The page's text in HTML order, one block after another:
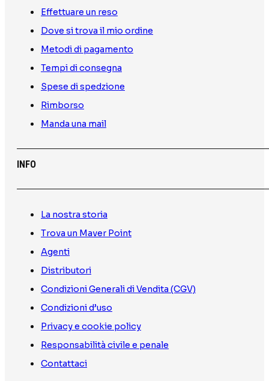
Effettuare un reso
Dove si trova il mio ordine
Metodi di pagamento
Tempi di consegna
Spese di spedzione
Rimborso
Manda una mail
INFO
La nostra storia
Trova un Maver Point
Agenti
Distributori
Condizioni Generali di Vendita (CGV)
Condizioni d’uso
Privacy e cookie policy
Responsabilità civile e penale
Contattaci